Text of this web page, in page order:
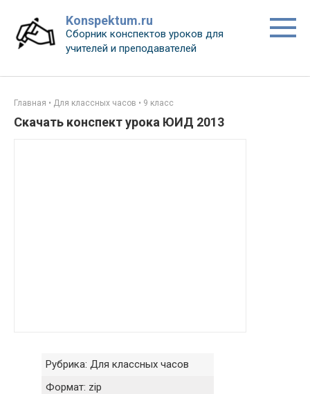
контенту
Konspektum.ru
Сборник конспектов уроков для
учителей и преподавателей
Главная • Для классных часов • 9 класс
Скачать конспект урока ЮИД 2013
Рубрика: Для классных часов
Формат: zip